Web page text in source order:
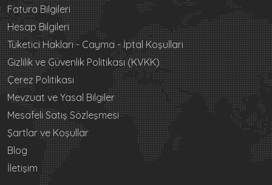
Fatura Bilgileri
Hesap Bilgileri
Tüketici Hakları - Cayma - İptal Koşulları
Gizlilik ve Güvenlik Politikası (KVKK)
Çerez Politikası
Mevzuat ve Yasal Bilgiler
Mesafeli Satış Sözleşmesi
Şartlar ve Koşullar
Blog
İletişim